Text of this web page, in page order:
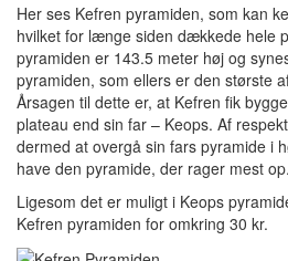
Her ses Kefren pyramiden, som kan
hvilket for længe siden dækkede hele
pyramiden er 143.5 meter høj og
pyramiden, som ellers er den største
Årsagen til dette er, at Kefren fik
plateau end sin far – Keops. Af
dermed at overgå sin fars pyramide i
have den pyramide, der rager mest op.
Ligesom det er muligt i Keops
Kefren pyramiden for omkring 30 kr.